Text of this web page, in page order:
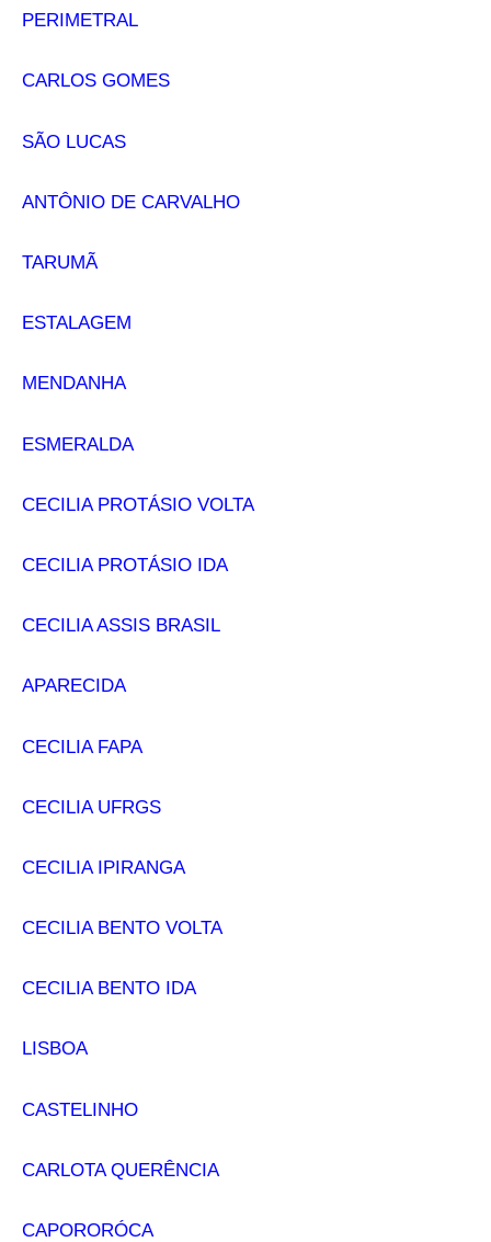
PERIMETRAL
CARLOS GOMES
SÃO LUCAS
ANTÔNIO DE CARVALHO
TARUMÃ
ESTALAGEM
MENDANHA
ESMERALDA
CECILIA PROTÁSIO VOLTA
CECILIA PROTÁSIO IDA
CECILIA ASSIS BRASIL
APARECIDA
CECILIA FAPA
CECILIA UFRGS
CECILIA IPIRANGA
CECILIA BENTO VOLTA
CECILIA BENTO IDA
LISBOA
CASTELINHO
CARLOTA QUERÊNCIA
CAPORORÓCA